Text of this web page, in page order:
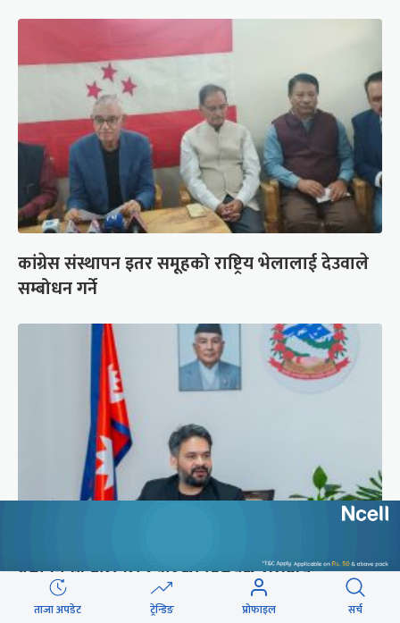
कांग्रेस संस्थापन इतर समूहको राष्ट्रिय भेलालाई देउवाले
सम्बोधन गर्ने
प्रधानमन्त्री बालेनले ल्याएको विधेयक संसदीय
समितिबाट जस्ताको तस्तै सदर
ताजा अपडेट ट्रेन्डिङ प्रोफाइल सर्च